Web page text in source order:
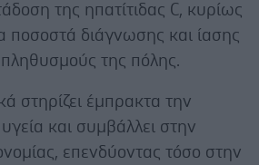
της ηπατίτιδας C, κυρίως
ποσοστά διάγνωσης και ίασης
της πόλης.
στηρίζει έμπρακτα την
και συμβάλλει στην
επενδύοντας τόσο στην